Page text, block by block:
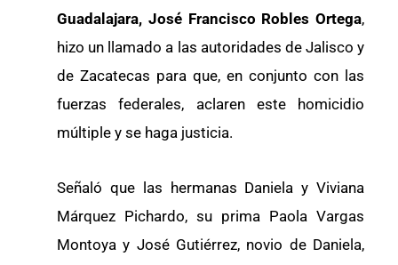
Guadalajara, José Francisco Robles Ortega,
hizo un llamado a las autoridades de Jalisco y
de Zacatecas para que, en conjunto con las
fuerzas federales, aclaren este homicidio
múltiple y se haga justicia.
Señaló que las hermanas Daniela y Viviana
Márquez Pichardo, su prima Paola Vargas
Montoya y José Gutiérrez, novio de Daniela,